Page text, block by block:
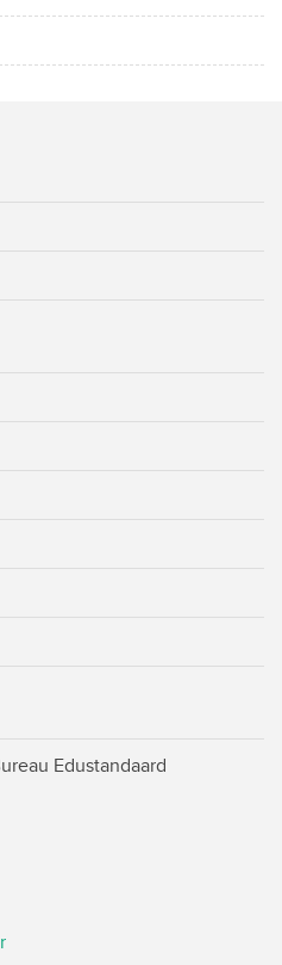
Edustandaard